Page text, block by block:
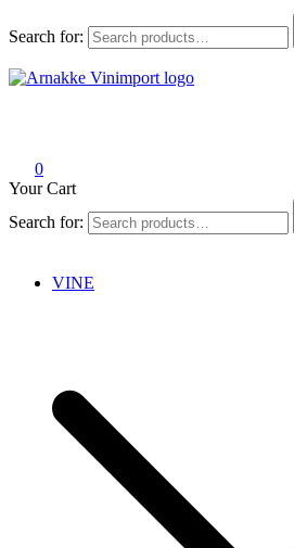
Search for:
0
Your Cart
Search for:
VINE